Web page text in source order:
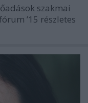
szakmai
’15 részletes